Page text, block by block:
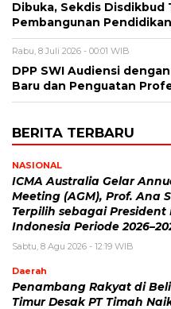
Dibuka, Sekdis Disdikbud
Pembangunan Pendidikan
Rabu, 8 Juli 2026 - 00:01 WIB
DPP SWI Audiensi
Baru dan Penguatan
BERITA TERBARU
NASIONAL
ICMA Australia Gelar
Meeting (AGM), Prof. Ana
Terpilih sebagai President
Indonesia Periode
Sabtu, 8 Agu 2026 - 12:19 WIB
Daerah
Penambang Rakyat di
Timur Desak PT Timah